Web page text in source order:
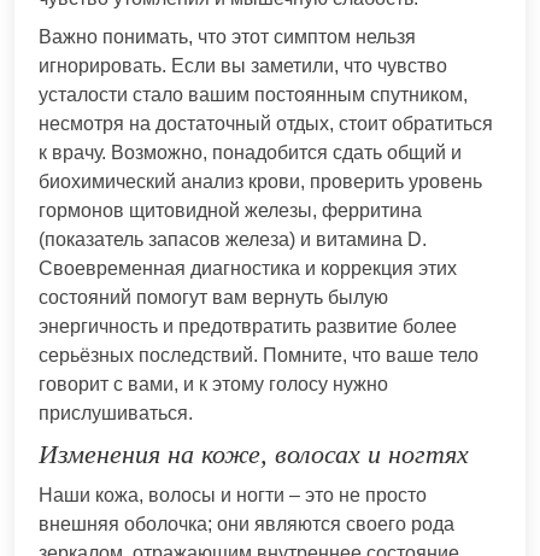
Важно понимать, что этот симптом нельзя
игнорировать. Если вы заметили, что чувство
усталости стало вашим постоянным спутником,
несмотря на достаточный отдых, стоит обратиться
к врачу. Возможно, понадобится сдать общий и
биохимический анализ крови, проверить уровень
гормонов щитовидной железы, ферритина
(показатель запасов железа) и витамина D.
Своевременная диагностика и коррекция этих
состояний помогут вам вернуть былую
энергичность и предотвратить развитие более
серьёзных последствий. Помните, что ваше тело
говорит с вами, и к этому голосу нужно
прислушиваться.
Изменения на коже, волосах и ногтях
Наши кожа, волосы и ногти – это не просто
внешняя оболочка; они являются своего рода